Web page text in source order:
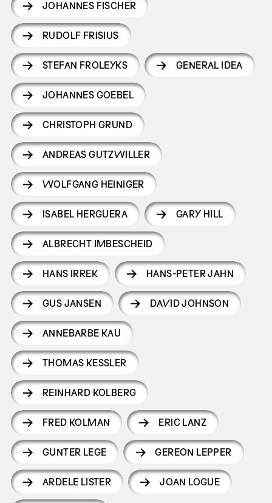
JOHANNES FISCHER
RUDOLF FRISIUS
STEFAN FROLEYKS GENERAL IDEA
JOHANNES GOEBEL
CHRISTOPH GRUND
ANDREAS GUTZWILLER
WOLFGANG HEINIGER
ISABEL HERGUERA GARY HILL
ALBRECHT IMBESCHEID
HANS IRREK HANS-PETER JAHN
GUS JANSEN DAVID JOHNSON
ANNEBARBE KAU
THOMAS KESSLER
REINHARD KOLBERG
FRED KOLMAN ERIC LANZ
GUNTER LEGE GEREON LEPPER
ARDELE LISTER JOAN LOGUE